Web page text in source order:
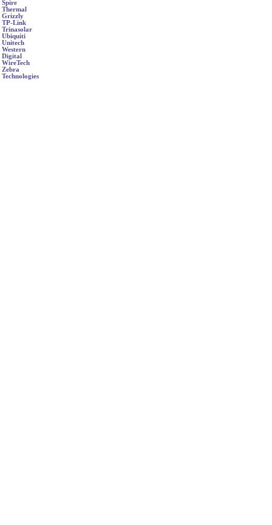
Spire
Thermal
Grizzly
TP-Link
Trinasolar
Ubiquiti
Unitech
Western
Digital
WireTech
Zebra
Technologies